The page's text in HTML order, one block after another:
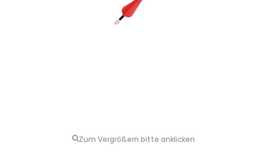
Zum Vergrößern bitte anklicken